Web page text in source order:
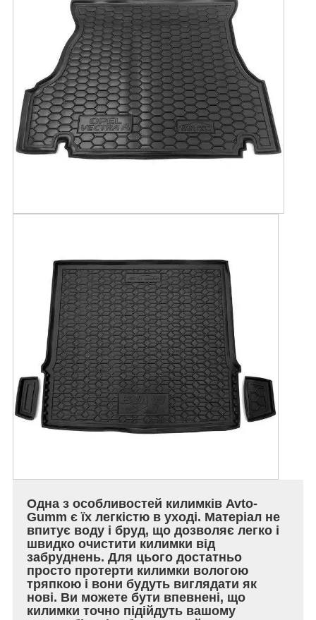
Одна з особливостей килимків Avto-
Gumm є їх легкістю в уході. Матеріал не
впитує воду і бруд, що дозволяє легко і
швидко очистити килимки від
забруднень. Для цього достатньо
просто протерти килимки вологою
тряпкою і вони будуть виглядати як
нові. Ви можете бути впевнені, що
килимки точно підійдуть вашому